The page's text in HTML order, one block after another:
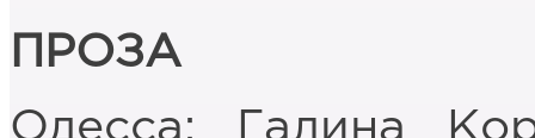
ПРОЗА
Одесса: Галина